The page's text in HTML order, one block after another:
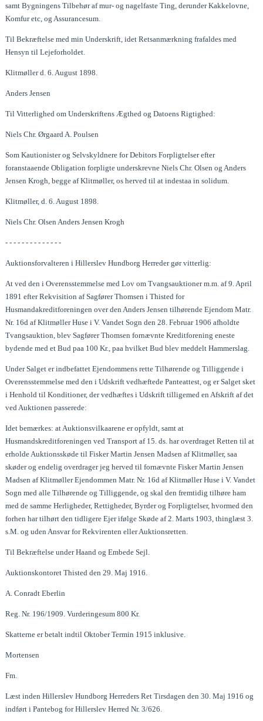
samt Bygningens Tilbehør af mur- og nagelfaste Ting, derunder Kakkelovne,
Komfur etc, og Assurancesum.
Til Bekræftelse med min Underskrift, idet Retsanmærkning frafaldes med
Hensyn til Lejeforholdet.
Klitmøller d. 6. August 1898.
Anders Jensen
Til Vitterlighed om Underskriftens Ægthed og Datoens Rigtighed:
Niels Chr. Ørgaard A. Poulsen
Som Kautionister og Selvskyldnere for Debitors Forpligtelser efter
foranstaaende Obligation forpligte underskrevne Niels Chr. Olsen og Anders
Jensen Krogh, begge af Klitmøller, os herved til at indestaa in solidum.
Klitmøller, d. 6. August 1898.
Niels Chr. Olsen Anders Jensen Krogh
- - - - - - - - - - - - - -
Auktionsforvalteren i Hillerslev Hundborg Herreder gør vitterlig:
At ved den i Overensstemmelse med Lov om Tvangsauktioner m.m. af 9. April
1891 efter Rekvisition af Sagfører Thomsen i Thisted for
Husmandakreditforeningen over den Anders Jensen tilhørende Ejendom Matr.
Nr. 16d af Klitmøller Huse i V. Vandet Sogn den 28. Februar 1906 afholdte
Tvangsauktion, blev Sagfører Thomsen fornævnte Kreditforening eneste
bydende med et Bud paa 100 Kr., paa hvilket Bud blev meddelt Hammerslag.
Under Salget er indbefattet Ejendommens rette Tilhørende og Tilliggende i
Overensstemmelse med den i Udskrift vedhæftede Panteattest, og er Salget sket
i Henhold til Konditioner, der vedhæftes i Udskrift tilligemed en Afskrift af det
ved Auktionen passerede:
Idet bemærkes: at Auktionsvilkaarene er opfyldt, samt at
Husmandskreditforeningen ved Transport af 15. ds. har overdraget Retten til at
erholde Auktionsskøde til Fisker Martin Jensen Madsen af Klitmøller, saa
skøder og endelig overdrager jeg herved til fornævnte Fisker Martin Jensen
Madsen af Klitmøller Ejendommen Matr. Nr. 16d af Klitmøller Huse i V. Vandet
Sogn med alle Tilhørende og Tilliggende, og skal den fremtidig tilhøre ham
med de samme Herligheder, Rettigheder, Byrder og Forpligtelser, hvormed den
forhen har tilhørt den tidligere Ejer ifølge Skøde af 2. Marts 1903, thinglæst 3.
s.M. og uden Ansvar for Rekvirenten eller Auktionsretten.
Til Bekræftelse under Haand og Embede Sejl.
Auktionskontoret Thisted den 29. Maj 1916.
A. Conradt Eberlin
Reg. Nr. 196/1909. Vurderingesum 800 Kr.
Skatterne er betalt indtil Oktober Termin 1915 inklusive.
Mortensen
Fm.
Læst inden Hillerslev Hundborg Herreders Ret Tirsdagen den 30. Maj 1916 og
indført i Pantebog for Hillerslev Herred Nr. 3/626.